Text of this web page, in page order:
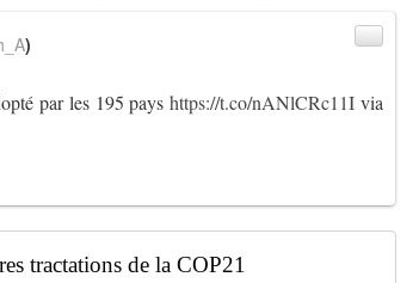
par les 195 payshttps://t.co/nANlCRc11I via
)
tractations de la COP21